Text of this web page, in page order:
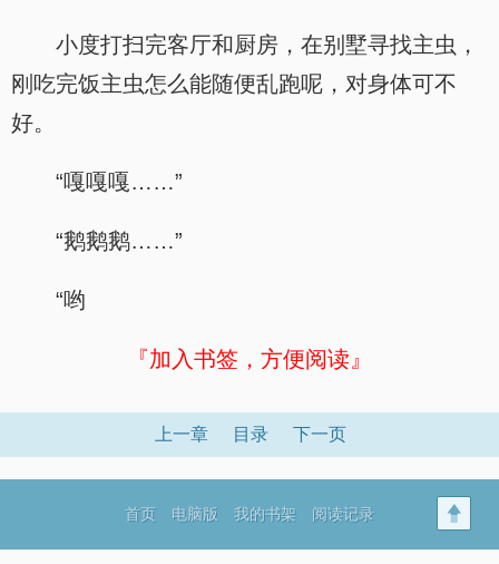
小度打扫完客厅和厨房，在别墅寻找主虫，
刚吃完饭主虫怎么能随便乱跑呢，对身体可不
好。
“嘎嘎嘎……”
“鹅鹅鹅……”
“哟
『加入书签，方便阅读』
上一章 目录 下一页
首页 电脑版 我的书架 阅读记录